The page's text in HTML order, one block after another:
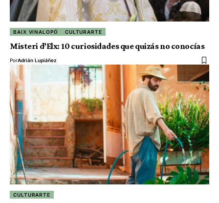
BAIX VINALOPÓ CULTURARTE
Misteri d’Elx: 10 curiosidades que quizás no conocías
PorAdrián Lupiáñez
CULTURARTE